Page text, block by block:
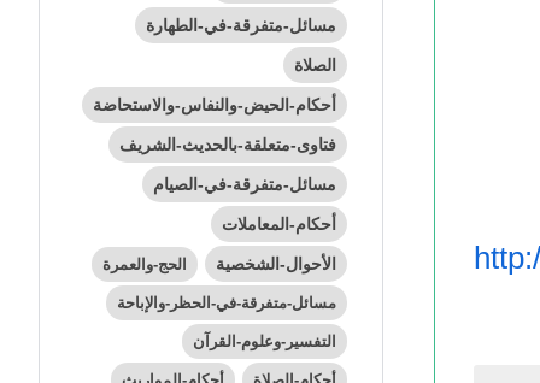
مسائل-متفرقة-في-الطهارة
الصلاة
أحكام-الحيض-والنفاس-والاستحاضة
فتاوى-متعلقة-بالحديث-الشريف
مسائل-متفرقة-في-الصيام
أحكام-المعاملات
الأحوال-الشخصية الحج-والعمرة
مسائل-متفرقة-في-الحظر-والإباحة
التفسير-وعلوم-القرآن